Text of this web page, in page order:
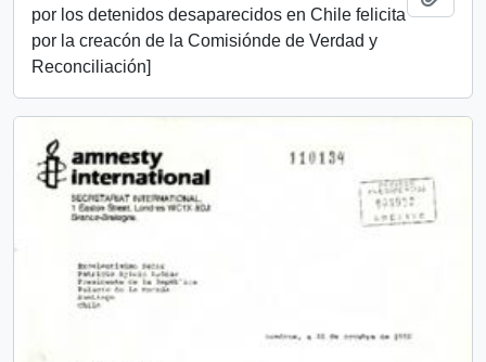
por los detenidos desaparecidos en Chile felicita
por la creacón de la Comisiónde de Verdad y
Reconciliación]